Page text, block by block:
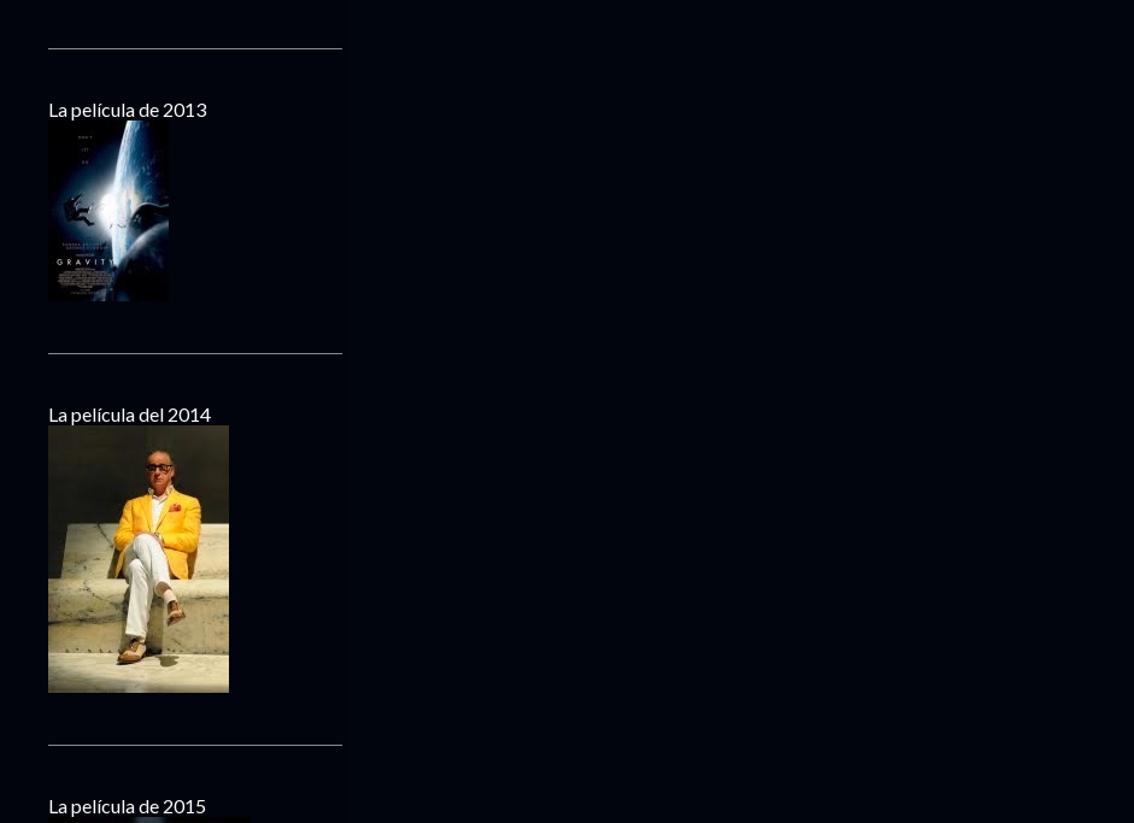
La película de 2013
La película del 2014
La película de 2015